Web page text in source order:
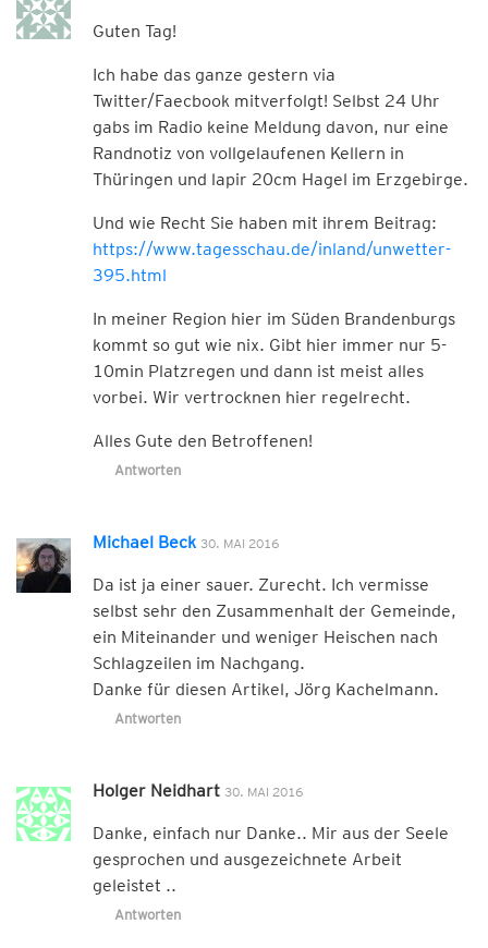
Guten Tag!
Ich habe das ganze gestern via
Twitter/Faecbook mitverfolgt! Selbst 24 Uhr
gabs im Radio keine Meldung davon, nur eine
Randnotiz von vollgelaufenen Kellern in
Thüringen und lapir 20cm Hagel im Erzgebirge.
Und wie Recht Sie haben mit ihrem Beitrag:
https://www.tagesschau.de/inland/unwetter-
395.html
In meiner Region hier im Süden Brandenburgs
kommt so gut wie nix. Gibt hier immer nur 5-
10min Platzregen und dann ist meist alles
vorbei. Wir vertrocknen hier regelrecht.
Alles Gute den Betroffenen!
Antworten
Michael Beck 30. MAI 2016
Da ist ja einer sauer. Zurecht. Ich vermisse
selbst sehr den Zusammenhalt der Gemeinde,
ein Miteinander und weniger Heischen nach
Schlagzeilen im Nachgang.
Danke für diesen Artikel, Jörg Kachelmann.
Antworten
Holger Neidhart 30. MAI 2016
Danke, einfach nur Danke.. Mir aus der Seele
gesprochen und ausgezeichnete Arbeit
geleistet ..
Antworten